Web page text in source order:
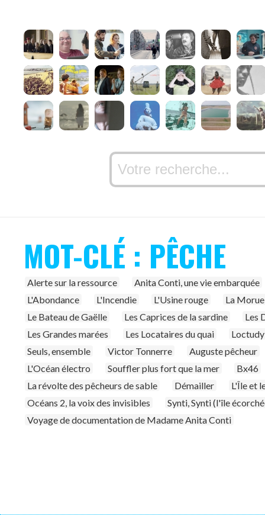
MOT-CLÉ : PÊCHE
Alerte sur la ressource
Anita Conti, une vie embarquée
L'Abondance
L'Incendie L'Usine rouge
La
Le Bateau de Gaëlle
Les Caprices de la sardine
Les
Les Grandes marées
Les Locataires du quai
Seuls, ensemble
Victor Tonnerre
Auguste pêcheur
L'Océan électro
Souffler plus fort que la mer
Bx46
La révolte des pêcheurs de sable
Démailler
L'Île et
Océans 2, la voix des invisibles
Synti, Synti (l'île
Voyage de documentation de Madame Anita Conti